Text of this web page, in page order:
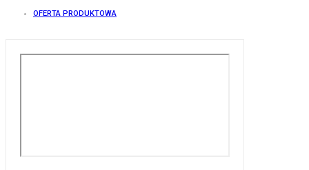
OFERTA PRODUKTOWA